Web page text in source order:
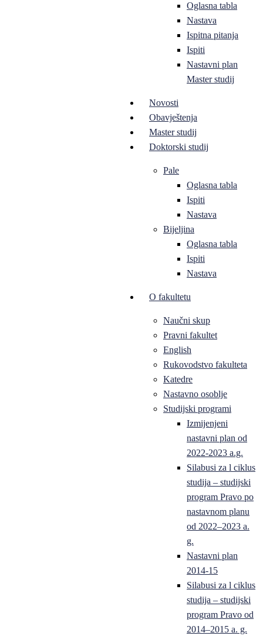
Oglasna tabla
Nastava
Ispitna pitanja
Ispiti
Nastavni plan
Master studij
Novosti
Obavještenja
Master studij
Doktorski studij
Pale
Oglasna tabla
Ispiti
Nastava
Bijeljina
Oglasna tabla
Ispiti
Nastava
O fakultetu
Naučni skup
Pravni fakultet
English
Rukovodstvo fakulteta
Katedre
Nastavno osoblje
Studijski programi
Izmijenjeni
nastavni plan od
2022-2023 a.g.
Silabusi za l ciklus
studija – studijski
program Pravo po
nastavnom planu
od 2022–2023 a.
g.
Nastavni plan
2014-15
Silabusi za l ciklus
studija – studijski
program Pravo od
2014–2015 a. g.